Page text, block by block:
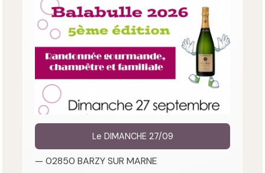
Le DIMANCHE 27/09
— 02850 BARZY SUR MARNE